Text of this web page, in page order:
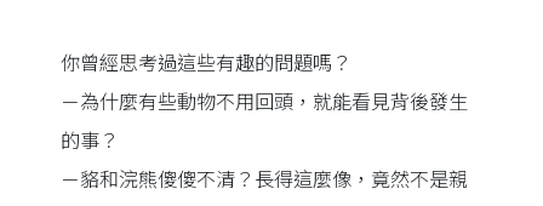
你曾經思考過這些有趣的問題嗎？
－為什麼有些動物不用回頭，就能看見背後發生
的事？
－貉和浣熊傻傻不清？長得這麼像，竟然不是親